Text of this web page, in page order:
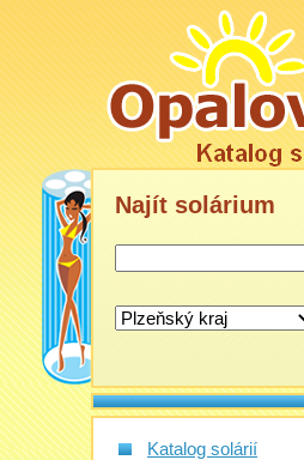
Najít solárium
Katalog solárií